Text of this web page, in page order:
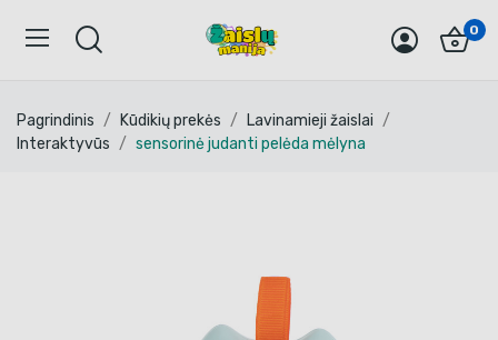
0
Pagrindinis Kūdikių prekės
Lavinamieji žaislai
Interaktyvūs
sensorinė judanti pelėda mėlyna